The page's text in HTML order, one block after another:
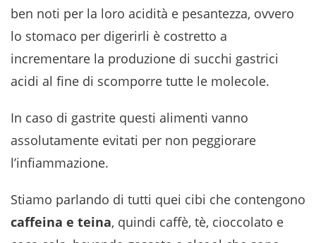
ben noti per la loro acidità e pesantezza, ovvero
lo stomaco per digerirli è costretto a
incrementare la produzione di succhi gastrici
acidi al fine di scomporre tutte le molecole.
In caso di gastrite questi alimenti vanno
assolutamente evitati per non peggiorare
l’infiammazione.
Stiamo parlando di tutti quei cibi che contengono
caffeina e teina, quindi caffè, tè, cioccolato e